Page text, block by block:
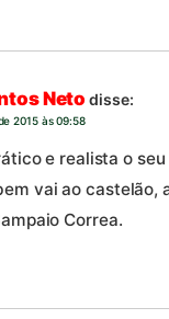
Neto disse:
2015 às 09:58
e realista o
vai ao castelão,
Correa.